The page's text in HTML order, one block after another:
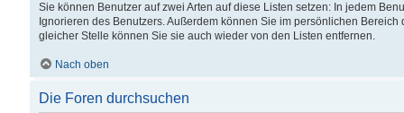
Sie können Benutzer auf zwei Arten auf diese Listen setzen: In jedem
Ignorieren des Benutzers. Außerdem können Sie im persönlichen
gleicher Stelle können Sie sie auch wieder von den Listen entfernen.
Nach oben
Die Foren durchsuchen